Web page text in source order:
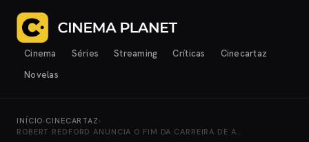
Cinema Séries Streaming Críticas
Cinecartaz
Novelas
INÍCIO› CINECARTAZ ›
ROBERT REDFORD ANUNCIA O FIM DA CARREIRA DE A…